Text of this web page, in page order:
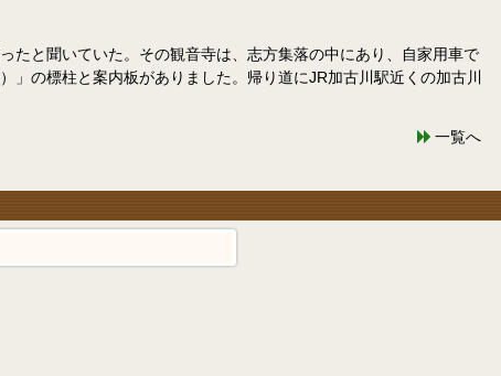
たと聞いていた。その観音寺は、志方集落の中にあり、自家用車で
の標柱と案内板がありました。帰り道にJR加古川駅近くの加古川
一覧へ